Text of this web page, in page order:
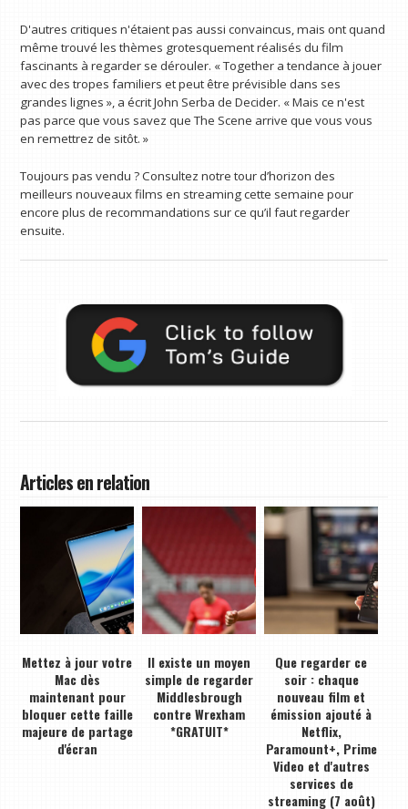
D'autres critiques n'étaient pas aussi convaincus, mais ont quand
même trouvé les thèmes grotesquement réalisés du film
fascinants à regarder se dérouler. « Together a tendance à jouer
avec des tropes familiers et peut être prévisible dans ses
grandes lignes », a écrit John Serba de Decider. « Mais ce n'est
pas parce que vous savez que The Scene arrive que vous vous
en remettrez de sitôt. »
Toujours pas vendu ? Consultez notre tour d’horizon des
meilleurs nouveaux films en streaming cette semaine pour
encore plus de recommandations sur ce qu’il faut regarder
ensuite.
Articles en relation
Mettez à jour votre
Mac dès
maintenant pour
bloquer cette faille
majeure de partage
d'écran
Il existe un moyen
simple de regarder
Middlesbrough
contre Wrexham
*GRATUIT*
Que regarder ce
soir : chaque
nouveau film et
émission ajouté à
Netflix,
Paramount+, Prime
Video et d'autres
services de
streaming (7 août)